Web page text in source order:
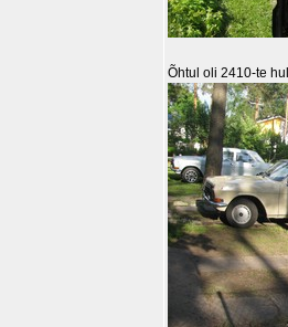
Õhtul oli 2410-te